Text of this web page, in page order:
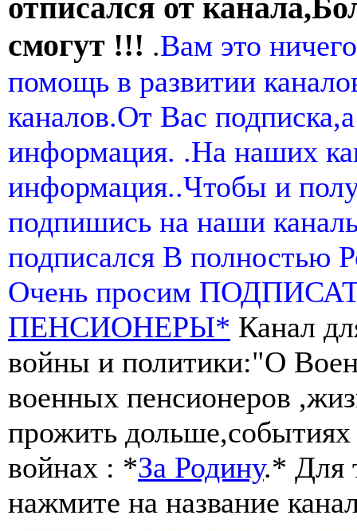
отписался от
смогут !!! .Вам это
помощь в развитии
каналов.От Вас
информация. .На наших
информация..Чтобы и
подпишись на наши
подписался В полностью
Очень просим
ПЕНСИОНЕРЫ* Канал
войны и политики:"О
военных пенсионеров
прожить
войнах : *За Родину.* Для
нажмите на название